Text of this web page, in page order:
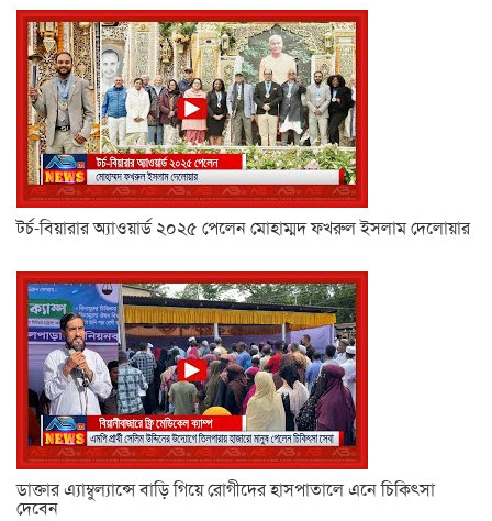
টর্চ-বিয়ারার অ্যাওয়ার্ড ২০২৫ পেলেন মোহাম্মদ ফখরুল ইসলাম দেলোয়ার
ডাক্তার এ্যাম্বুল্যান্সে বাড়ি গিয়ে রোগীদের হাসপাতালে এনে চিকিৎসা
দেবেন